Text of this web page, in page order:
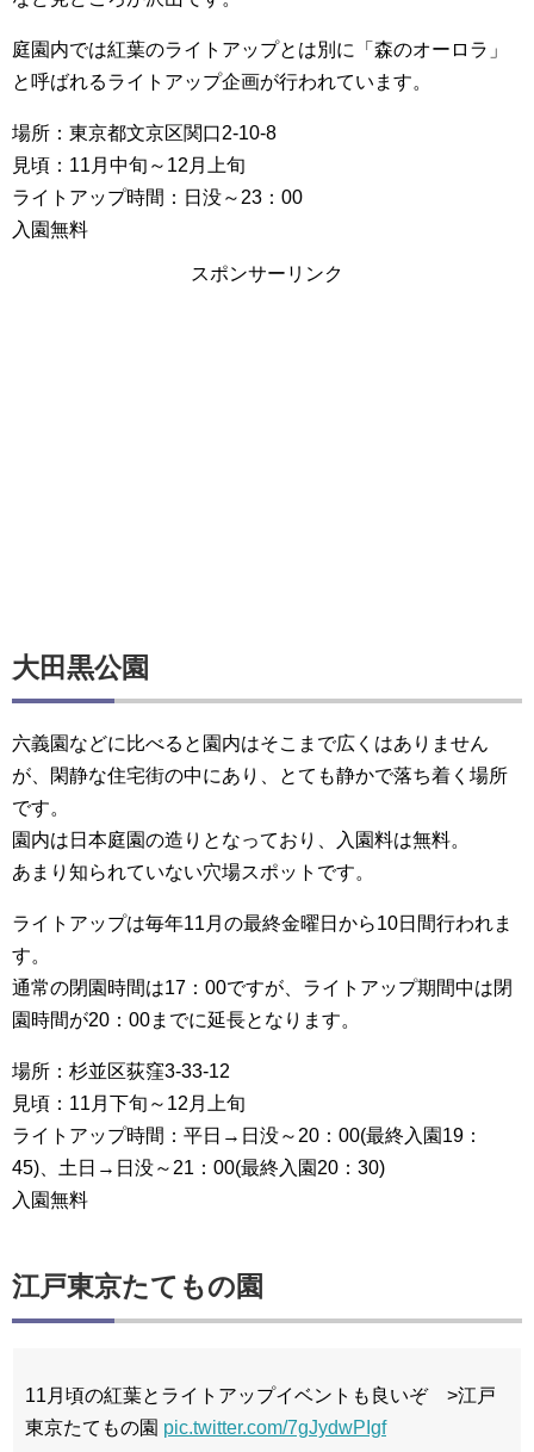
庭園内では紅葉のライトアップとは別に「森のオーロラ」
と呼ばれるライトアップ企画が行われています。
場所：東京都文京区関口2-10-8
見頃：11月中旬～12月上旬
ライトアップ時間：日没～23：00
入園無料
スポンサーリンク
大田黒公園
六義園などに比べると園内はそこまで広くはありません
が、閑静な住宅街の中にあり、とても静かで落ち着く場所
です。
園内は日本庭園の造りとなっており、入園料は無料。
あまり知られていない穴場スポットです。
ライトアップは毎年11月の最終金曜日から10日間行われま
す。
通常の閉園時間は17：00ですが、ライトアップ期間中は閉
園時間が20：00までに延長となります。
場所：杉並区荻窪3-33-12
見頃：11月下旬～12月上旬
ライトアップ時間：平日→日没～20：00(最終入園19：
45)、土日→日没～21：00(最終入園20：30)
入園無料
江戸東京たてもの園
11月頃の紅葉とライトアップイベントも良いぞ >江戸
東京たてもの園 pic.twitter.com/7gJydwPIgf